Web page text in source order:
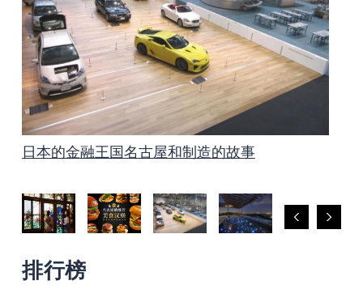
日本的金融王国名古屋和制造的故事
泡温泉是名古屋最好的放松方法！
名古屋有很多集市
爱知和名古屋著名的赏花景点
上镜的名古屋
三个掌天下的人、名古屋的英雄——信长、秀吉
名古屋和爱知的文化遗产 制造的传统技术、艺
非常适合孩子的名古屋
乘坐Me～guru巴士的复古照片之旅
名古屋的推荐美食汉堡
排行榜